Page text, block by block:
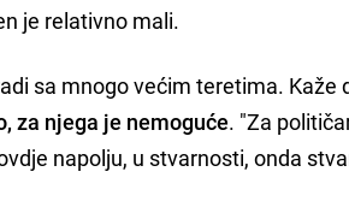
je relativno mali.
sa mnogo većim teretima. Kaže
za njega je nemoguće. "Za
napolju, u stvarnosti, onda